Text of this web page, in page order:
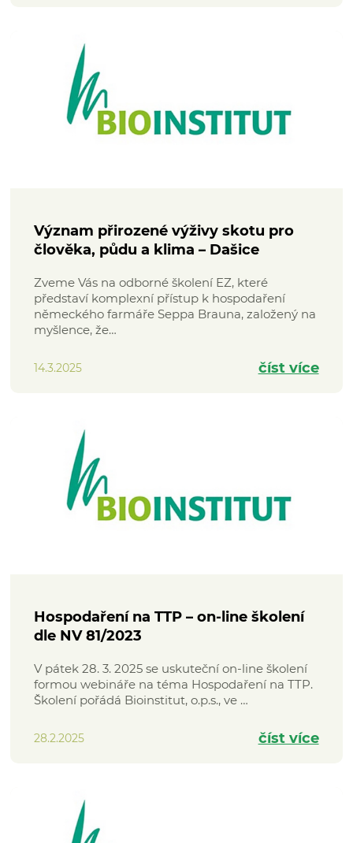
Význam přirozené výživy skotu pro
člověka, půdu a klima – Dašice
Zveme Vás na odborné školení EZ, které
představí komplexní přístup k hospodaření
německého farmáře Seppa Brauna, založený na
myšlence, že…
14.3.2025 číst více
Hospodaření na TTP – on-line školení
dle NV 81/2023
V pátek 28. 3. 2025 se uskuteční on-line školení
formou webináře na téma Hospodaření na TTP.
Školení pořádá Bioinstitut, o.p.s., ve …
28.2.2025 číst více